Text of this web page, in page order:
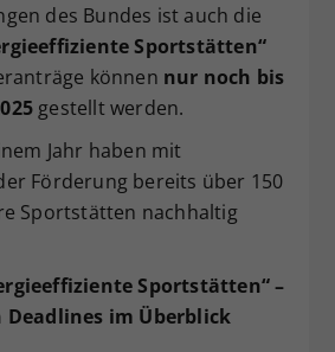
des Bundes ist auch die
Sportstätten“
können nur noch bis
gestellt werden.
Jahr haben mit
Förderung bereits über 150
Sportstätten nachhaltig
Sportstätten“ –
im Überblick
Wert speichert Ihre Consent-
Unter anderem eine
generierte ID, für die
Speicherung Ihrer
Betreiber dies eingestellt